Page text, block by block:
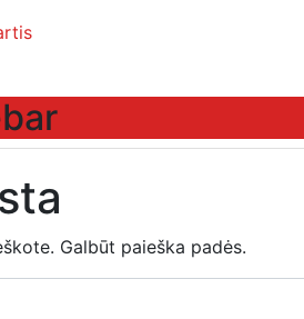
Galbūt paieška padės.